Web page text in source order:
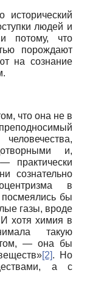
исторический
людей и
потому, что
порождают
на сознание
что она не в
преподносимый
и,
практически
сознательно
в
бы
газы, вроде
хотя химия в
такую
— она бы
[2]. Но
а с